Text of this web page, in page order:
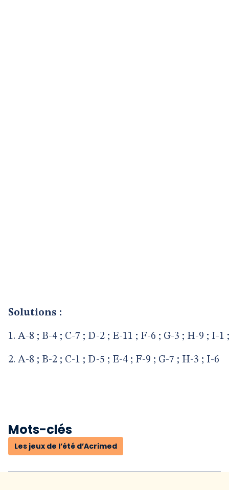
Solutions :
1. A-8 ; B-4 ; C-7 ; D-2 ; E-11 ; F-6 ; G-3 ; H-9 ; I-1
2. A-8 ; B-2 ; C-1 ; D-5 ; E-4 ; F-9 ; G-7 ; H-3 ; I-6
Mots-clés
Les jeux de l’été d’Acrimed